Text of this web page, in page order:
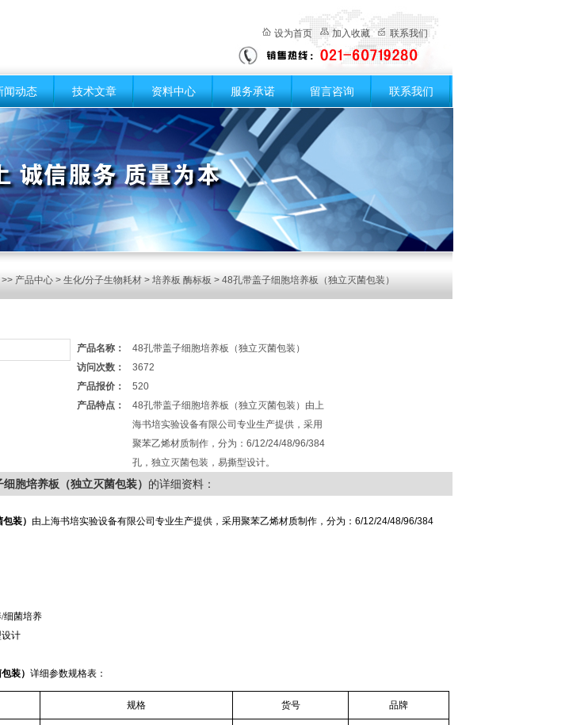
设为首页 加入收藏 联系我们
闻动态 技术文章 资料中心 服务承诺 留言咨询 联系我们
>> 产品中心 > 生化/分子生物耗材 > 培养板 酶标板 > 48孔带盖子细胞培养板（独立灭菌包装）
产品名称：
48孔带盖子细胞培养板（独立灭菌包装）
访问次数：
3672
产品报价：
520
产品特点：
48孔带盖子细胞培养板（独立灭菌包装）由上
海书培实验设备有限公司专业生产提供，采用
聚苯乙烯材质制作，分为：6/12/24/48/96/384
孔，独立灭菌包装，易撕型设计。
胞培养板（独立灭菌包装） 的详细资料：
装） 由上海书培实验设备有限公司专业生产提供，采用聚苯乙烯材质制作，分为：6/12/24/48/96/384
细菌培养
计
装） 详细参数规格表：
规格 货号 品牌